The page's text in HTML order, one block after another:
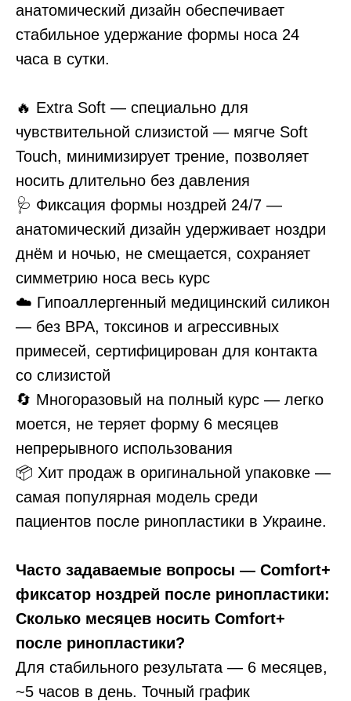
анатомический дизайн обеспечивает
стабильное удержание формы носа 24
часа в сутки.
🔥 Extra Soft — специально для
чувствительной слизистой — мягче Soft
Touch, минимизирует трение, позволяет
носить длительно без давления
🩺 Фиксация формы ноздрей 24/7 —
анатомический дизайн удерживает ноздри
днём и ночью, не смещается, сохраняет
симметрию носа весь курс
☁️ Гипоаллергенный медицинский силикон
— без BPA, токсинов и агрессивных
примесей, сертифицирован для контакта
со слизистой
🔄 Многоразовый на полный курс — легко
моется, не теряет форму 6 месяцев
непрерывного использования
📦 Хит продаж в оригинальной упаковке —
самая популярная модель среди
пациентов после ринопластики в Украине.
Часто задаваемые вопросы — Comfort+
фиксатор ноздрей после ринопластики:
Сколько месяцев носить Comfort+
после ринопластики?
Для стабильного результата — 6 месяцев,
~5 часов в день. Точный график